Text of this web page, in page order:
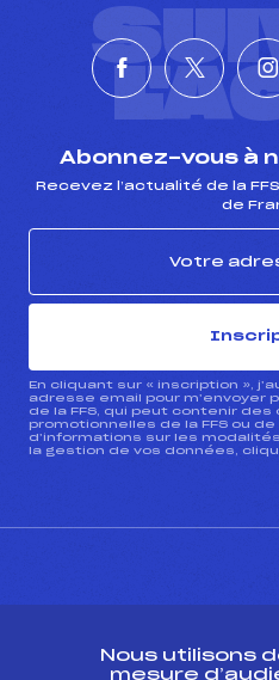
Abonnez-vous à
Recevez l’actualité de la
de
En cliquant sur « inscription »,
adresse email pour
de la FFS, qui peut contenir
promotionnelles de la FFS ou
d’informations sur les
la gestion de vos données,
ESPACE PRESSE
Nous utilisons
mesure